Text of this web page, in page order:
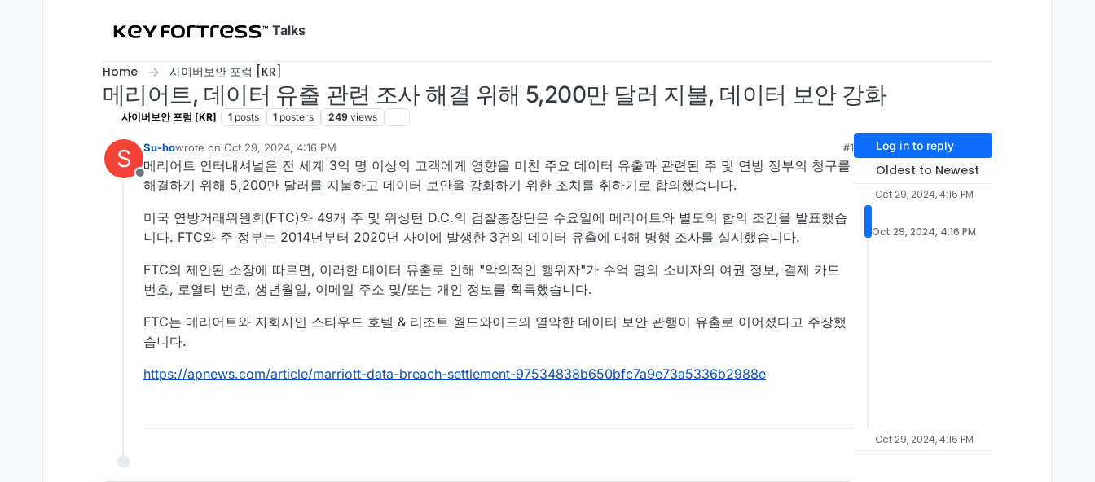
Talks
Home 사이버보안 포럼 [KR]
메리어트, 데이터 유출 관련 조사 해결 위해 5,200만 달러 지불, 데이터 보안 강화
사이버보안 포럼 [KR] 1 posts 1 posters 249 views
S
Offline
Su-howrote on Oct 29, 2024, 4:16 PM
last edited by
#1
메리어트 인터내셔널은 전 세계 3억 명 이상의 고객에게 영향을 미친 주요 데이터 유출과 관련된 주 및 연방 정부의 청구를
해결하기 위해 5,200만 달러를 지불하고 데이터 보안을 강화하기 위한 조치를 취하기로 합의했습니다.
미국 연방거래위원회(FTC)와 49개 주 및 워싱턴 D.C.의 검찰총장단은 수요일에 메리어트와 별도의 합의 조건을 발표했습
니다. FTC와 주 정부는 2014년부터 2020년 사이에 발생한 3건의 데이터 유출에 대해 병행 조사를 실시했습니다.
FTC의 제안된 소장에 따르면, 이러한 데이터 유출로 인해 "악의적인 행위자"가 수억 명의 소비자의 여권 정보, 결제 카드
번호, 로열티 번호, 생년월일, 이메일 주소 및/또는 개인 정보를 획득했습니다.
FTC는 메리어트와 자회사인 스타우드 호텔 & 리조트 월드와이드의 열악한 데이터 보안 관행이 유출로 이어졌다고 주장했
습니다.
https://apnews.com/article/marriott-data-breach-settlement-97534838b650bfc7a9e73a5336b2988e
Log in to reply
Oldest to Newest
Oct 29, 2024, 4:16 PM
Oct 29, 2024, 4:16 PM
Oct 29, 2024, 4:16 PM